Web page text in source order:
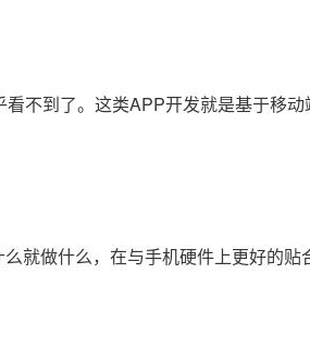
不到了。这类APP开发就是基于移
就做什么，在与手机硬件上更好的贴